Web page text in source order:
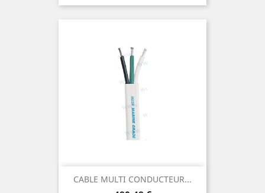
CABLE MULTI CONDUCTEUR...